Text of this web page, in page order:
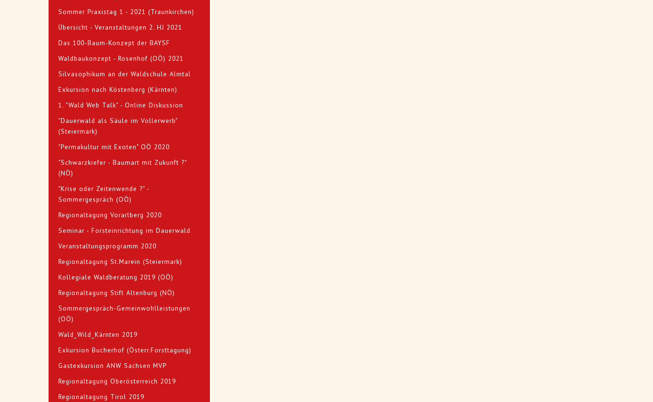
Sommer Praxistag 1 - 2021 (Traunkirchen)
Übersicht - Veranstaltungen 2. HJ 2021
Das 100-Baum-Konzept der BAYSF
Waldbaukonzept - Rosenhof (OÖ) 2021
Silvasophikum an der Waldschule Almtal
Exkursion nach Köstenberg (Kärnten)
1. "Wald Web Talk" - Online Diskussion
"Dauerwald als Säule im Vollerwerb"
(Steiermark)
"Permakultur mit Exoten" OÖ 2020
"Schwarzkiefer - Baumart mit Zukunft ?"
(NÖ)
"Krise oder Zeitenwende ?" -
Sommergespräch (OÖ)
Regionaltagung Vorarlberg 2020
Seminar - Forsteinrichtung im Dauerwald
Veranstaltungsprogramm 2020
Regionaltagung St.Marein (Steiermark)
Kollegiale Waldberatung 2019 (OÖ)
Regionaltagung Stift Altenburg (NÖ)
Sommergespräch-Gemeinwohlleistungen
(OÖ)
Wald_Wild_Kärnten 2019
Exkursion Bucherhof (Österr.Forsttagung)
Gastexkursion ANW Sachsen MVP
Regionaltagung Oberösterreich 2019
Regionaltagung Tirol 2019